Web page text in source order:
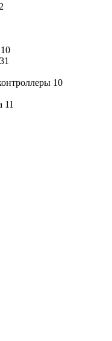
2
10
31
10
11